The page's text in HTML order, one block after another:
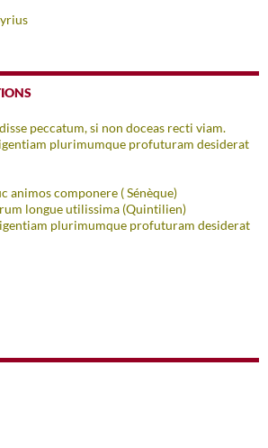
peccatum, si non doceas recti viam.
plurimumque profuturam desiderat
animos componere ( Sénèque)
longue utilissima (Quintilien)
plurimumque profuturam desiderat